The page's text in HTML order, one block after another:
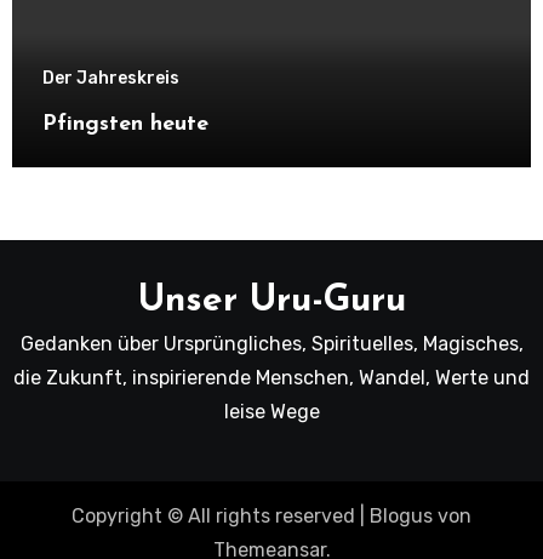
Der Jahreskreis
Pfingsten heute
Unser Uru-Guru
Gedanken über Ursprüngliches, Spirituelles, Magisches,
die Zukunft, inspirierende Menschen, Wandel, Werte und
leise Wege
Copyright © All rights reserved Blogus von
Themeansar.